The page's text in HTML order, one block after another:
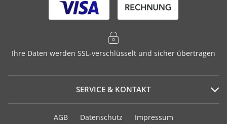
Ihre Daten werden SSL-verschlüsselt und sicher übertragen
SERVICE & KONTAKT
Serviceportal
AGB Datenschutz Impressum